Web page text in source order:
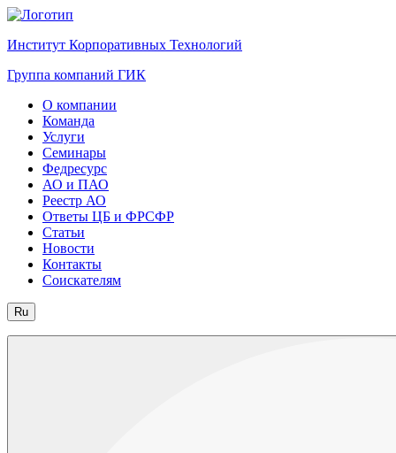
Институт Корпоративных Технологий
Группа компаний ГИК
О компании
Команда
Услуги
Семинары
Федресурс
АО и ПАО
Реестр АО
Ответы ЦБ и ФРСФР
Статьи
Новости
Контакты
Соискателям
Ru